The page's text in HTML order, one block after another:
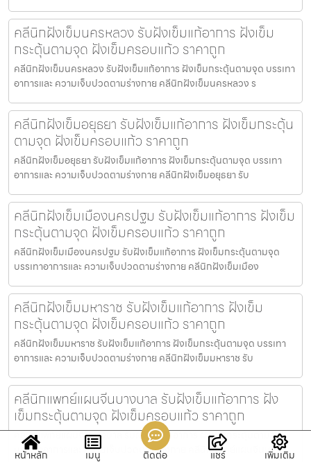
คลีนิกฝังเข็มนครหลวง รับฝังเข็มแก้อาการ ฝังเข็ม
กระตุ้นตามจุด ฝังเข็มครอบแก้ว ราคาถูก
คลีนิกฝังเข็มนครหลวง รับฝังเข็มแก้อาการ ฝังเข็มกระตุ้นตามจุด บรรเทา
อาการและ ความเจ็บปวดตามร่างกาย คลีนิกฝังเข็มนครหลวง ร
คลีนิกฝังเข็มอยุธยา รับฝังเข็มแก้อาการ ฝังเข็มกระตุ้น
ตามจุด ฝังเข็มครอบแก้ว ราคาถูก
คลีนิกฝังเข็มอยุธยา รับฝังเข็มแก้อาการ ฝังเข็มกระตุ้นตามจุด บรรเทา
อาการและ ความเจ็บปวดตามร่างกาย คลีนิกฝังเข็มอยุธยา รับ
คลีนิกฝังเข็มเมืองนครปฐม รับฝังเข็มแก้อาการ ฝังเข็ม
กระตุ้นตามจุด ฝังเข็มครอบแก้ว ราคาถูก
คลีนิกฝังเข็มเมืองนครปฐม รับฝังเข็มแก้อาการ ฝังเข็มกระตุ้นตามจุด
บรรเทาอาการและ ความเจ็บปวดตามร่างกาย คลีนิกฝังเข็มเมือง
คลีนิกฝังเข็มมหาราช รับฝังเข็มแก้อาการ ฝังเข็ม
กระตุ้นตามจุด ฝังเข็มครอบแก้ว ราคาถูก
คลีนิกฝังเข็มมหาราช รับฝังเข็มแก้อาการ ฝังเข็มกระตุ้นตามจุด บรรเทา
อาการและ ความเจ็บปวดตามร่างกาย คลีนิกฝังเข็มมหาราช รับ
คลีนิกแพทย์แผนจีนบางบาล รับฝังเข็มแก้อาการ ฝัง
เข็มกระตุ้นตามจุด ฝังเข็มครอบแก้ว ราคาถูก
คลีนิกแพทย์แผนจีนบางบาล รับฝังเข็มแก้อาการ ฝังเข็มกระตุ้นตามจุด
บรรเทาอาการและ ความเจ็บปวดตามร่างกาย คลีนิกแพทย์แผนจีนบา
หน้าหลัก เมนู ติดต่อ แชร์ เพิ่มเติม